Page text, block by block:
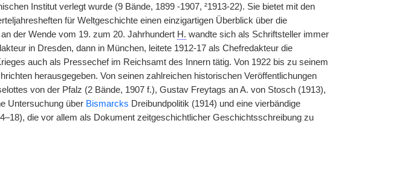
Institut verlegt wurde (9 Bände, 1899| -1907, ²1913-22). Sie bietet mit den
für Weltgeschichte einen einzigartigen Überblick über die
der Wende vom 19. zum 20. Jahrhundert H. wandte sich als Schriftsteller immer
in Dresden, dann in München, leitete 1912-17 als Chefredakteur die
auch als Pressechef im Reichsamt des Innern tätig. Von 1922 bis zu seinem
herausgegeben. Von seinen zahlreichen historischen Veröffentlichungen
von der Pfalz (2 Bände, 1907 f.), Gustav Freytags an A. von Stosch (1913),
Untersuchung über Bismarcks Dreibundpolitik (1914) und eine vierbändige
die vor allem als Dokument zeitgeschichtlicher Geschichtsschreibung zu